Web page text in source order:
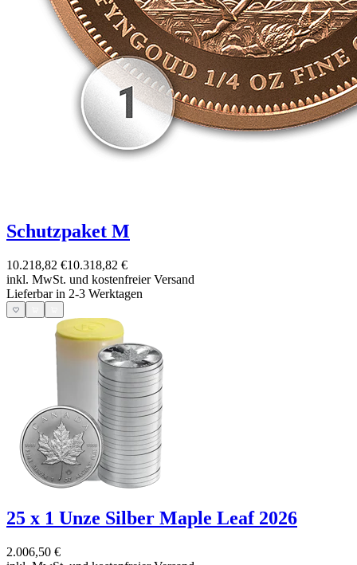
Schutzpaket M
10.218,82 €10.318,82 €
inkl. MwSt. und kostenfreier Versand
Lieferbar in 2-3 Werktagen
25 x 1 Unze Silber Maple Leaf 2026
2.006,50 €